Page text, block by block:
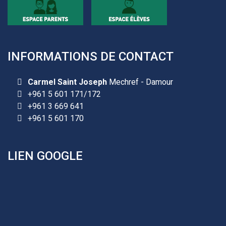
2026-2027 sont reçues à la direction de
l'établissement selon des rendez-vous fixés à
l’avance.
+961 25 601 171
INFORMATIONS DE CONTACT
Carmel Saint Joseph Mechref - Damour
+961 5 601 171/172
+961 3 669 641
+961 5 601 170
LIEN GOOGLE